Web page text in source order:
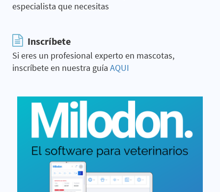
especialista que necesitas
Inscríbete
Si eres un profesional experto en mascotas,
inscríbete en nuestra guía AQUI